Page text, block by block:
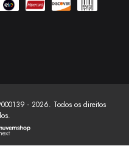
- 2026. Todos os direitos